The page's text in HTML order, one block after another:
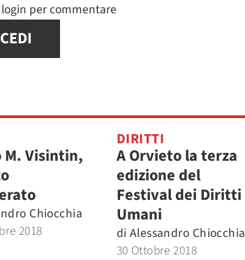
per commentare
M. Visintin,
Chiocchia
2018
DIRITTI
A Orvieto la terza
edizione del
Festival dei Diritti
Umani
di Alessandro Chiocchia
30 Ottobre 2018